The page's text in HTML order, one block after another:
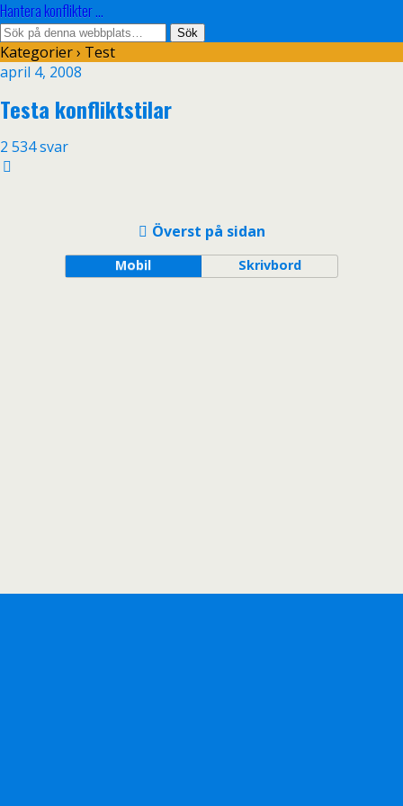
Hantera konflikter ...
Kategorier › Test
april 4, 2008
Testa konfliktstilar
2 534 svar
Överst på sidan
Mobil Skrivbord